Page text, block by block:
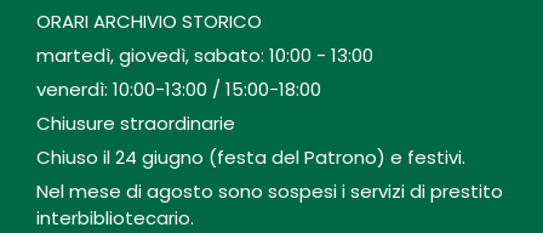
ORARI ARCHIVIO STORICO
martedì, giovedì, sabato: 10:00 - 13:00
venerdì: 10:00-13:00 / 15:00-18:00
Chiusure straordinarie
Chiuso il 24 giugno (festa del Patrono) e festivi.
Nel mese di agosto sono sospesi i servizi di prestito
interbibliotecario.